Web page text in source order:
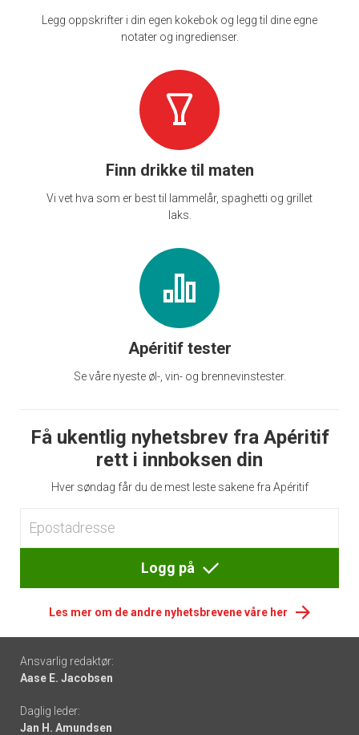
Legg oppskrifter i din egen kokebok og legg til dine egne
notater og ingredienser.
Finn drikke til maten
Vi vet hva som er best til lammelår, spaghetti og grillet
laks.
Apéritif tester
Se våre nyeste øl-, vin- og brennevinstester.
Få ukentlig nyhetsbrev fra Apéritif
rett i innboksen din
Hver søndag får du de mest leste sakene fra Apéritif
Logg på
Les mer om de andre nyhetsbrevene våre her
Footer
-
links
Ansvarlig redaktør:
Aase E. Jacobsen
Daglig leder:
Jan H. Amundsen